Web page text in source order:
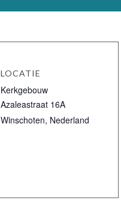
LOCATIE
Kerkgebouw
Azaleastraat 16A
Winschoten, Nederland